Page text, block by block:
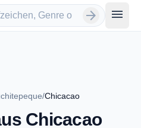
arrow_forward menu
/Chicacao
Chicacao